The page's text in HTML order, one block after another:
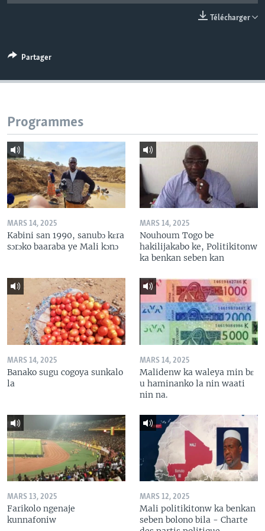
Télécharger
Partager
Programmes
MARS 14, 2025
Kabini san 1990, sanubɔ kɛra
sɔrɔko baaraba ye Mali kɔnɔ
MARS 14, 2025
Nouhoum Togo be
hakilijakabo ke, Politikitonw
ka benkan seben kan
MARS 14, 2025
Banako sugu cogoya sunkalo
la
MARS 14, 2025
Malidenw ka waleya min bɛ
u haminanko la nin waati
nin na.
MARS 13, 2025
Farikolo ngenaje
kunnafoniw
MARS 12, 2025
Mali politikitonw ka benkan
seben bolono bila - Charte